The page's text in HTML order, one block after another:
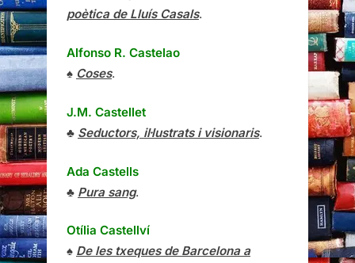
poètica de Lluís Casals.
Alfonso R. Castelao
♠ Coses.
J.M. Castellet
♣ Seductors, il·lustrats i visionaris.
Ada Castells
♣ Pura sang.
Otília Castellví
♠ De les txeques de Barcelona a